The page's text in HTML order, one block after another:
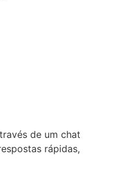
de um chat
rápidas,